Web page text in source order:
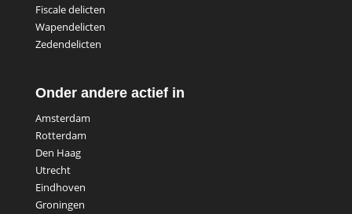
Fiscale delicten
Wapendelicten
Zedendelicten
Onder andere actief in
Amsterdam
Rotterdam
Den Haag
Utrecht
Eindhoven
Groningen